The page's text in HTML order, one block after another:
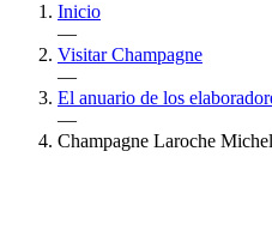
Inicio
—
Visitar Champagne
—
El anuario de los
—
Champagne Laroche Michel